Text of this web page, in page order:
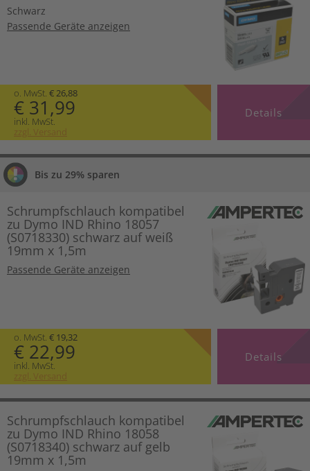
Schwarz
Passende Geräte anzeigen
o. MwSt. € 26,88
€ 31,99
inkl. MwSt.
zzgl. Versand
Details
Bis zu 29% sparen
Schrumpfschlauch kompatibel
zu Dymo IND Rhino 18057
(S0718330) schwarz auf weiß
19mm x 1,5m
Passende Geräte anzeigen
o. MwSt. € 19,32
€ 22,99
inkl. MwSt.
zzgl. Versand
Details
Schrumpfschlauch kompatibel
zu Dymo IND Rhino 18058
(S0718340) schwarz auf gelb
19mm x 1,5m